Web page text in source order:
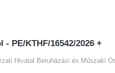
PE/KTHF/16542/2026 +
Hivatal Beruházási és Műszaki